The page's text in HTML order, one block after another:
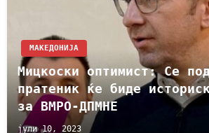
МАКЕДОНИЈА
Мицкоски оптимист: Се
пратеник ќе биде
за ВМРО-ДПМНЕ
јули 10, 2023